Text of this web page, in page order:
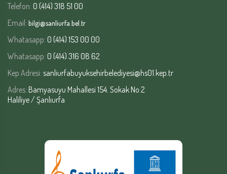
Telefon: 0 (414) 318 51 00
Email: bilgi@sanliurfa.bel.tr
Whatasapp: 0 (414) 153 00 00
Whatasapp: 0 (414) 316 08 62
Kep Adresi: sanliurfabuyuksehirbelediyesi@hs01.kep.tr
Adres: Bamyasuyu Mahallesi 154. Sokak No:2
Haliliye / Şanlıurfa